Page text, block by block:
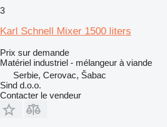
3
Karl Schnell Mixer 1500 liters
Prix sur demande
Matériel industriel - mélangeur à viande
Serbie, Cerovac, Šabac
Sind d.o.o.
Contacter le vendeur